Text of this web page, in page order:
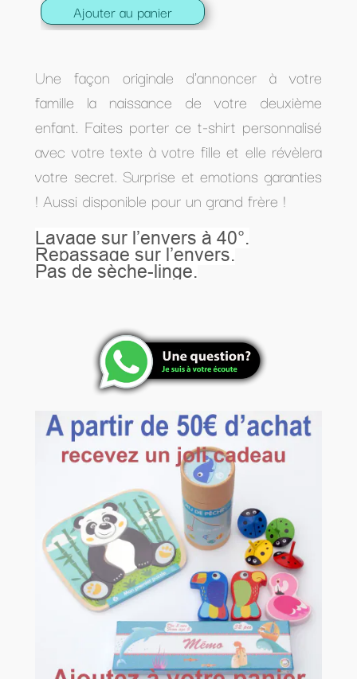
Ajouter au panier
Une façon originale d'annoncer à votre
famille la naissance de votre deuxième
enfant. Faites porter ce t-shirt personnalisé
avec votre texte à votre fille et elle révèlera
votre secret. Surprise et emotions garanties
! Aussi disponible pour un grand frère !
Lavage sur l’envers à 40°.
Repassage sur l’envers.
Pas de sèche-linge.